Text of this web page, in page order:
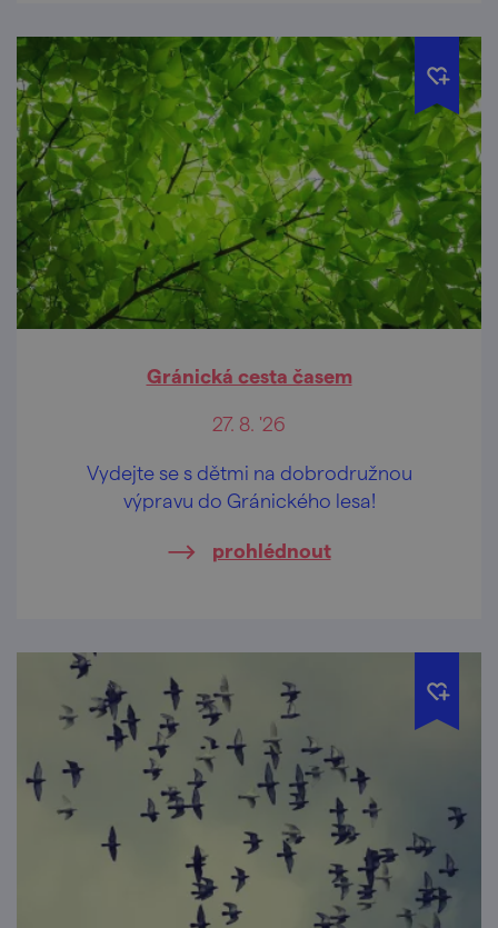
Gránická cesta časem
27. 8. '26
Vydejte se s dětmi na dobrodružnou
výpravu do Gránického lesa!
prohlédnout